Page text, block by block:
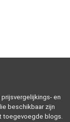
en
beschikbaar zijn
toegevoegde blogs.